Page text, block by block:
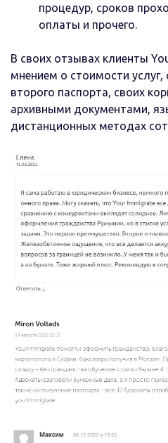
процедур, сроков
оплаты и прочего.
В своих отзывах клиенты
мнением о стоимости
второго паспорта, своих
архивными документами,
дистанционных методах